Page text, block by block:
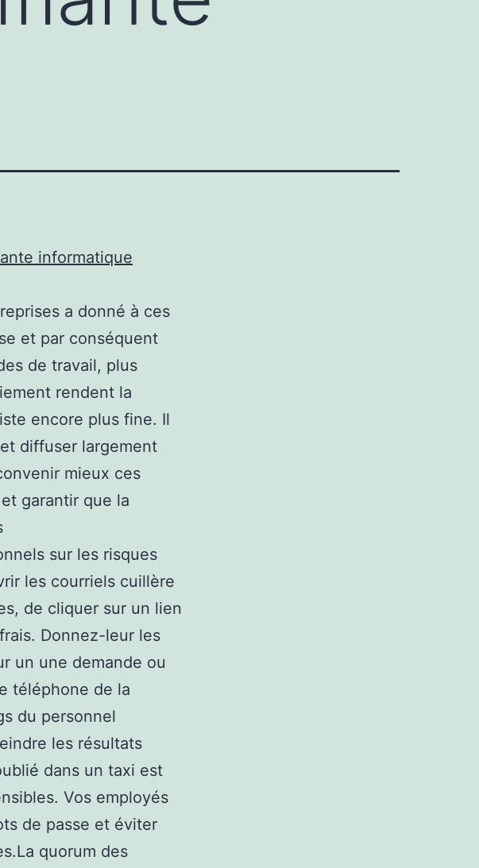
informatique
a donné à ces
et par conséquent
de travail, plus
rendent la
encore plus fine. Il
diffuser largement
mieux ces
garantir que la
sur les risques
les courriels cuillère
de cliquer sur un lien
Donnez-leur les
un une demande ou
téléphone de la
du personnel
les résultats
dans un taxi est
Vos employés
de passe et éviter
quorum des